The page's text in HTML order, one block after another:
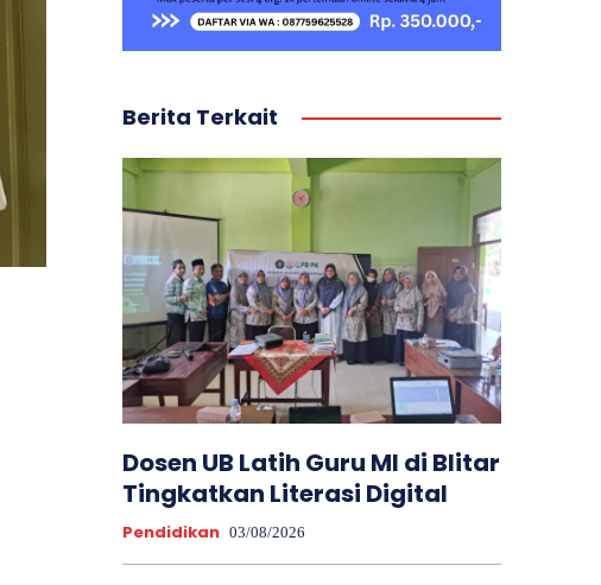
Berita Terkait
Dosen UB Latih Guru MI di Blitar
Tingkatkan Literasi Digital
Pendidikan 03/08/2026